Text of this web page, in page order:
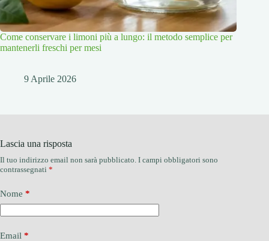
Come conservare i limoni più a lungo: il metodo semplice per
mantenerli freschi per mesi
9 Aprile 2026
Lascia una risposta
Il tuo indirizzo email non sarà pubblicato. I campi obbligatori sono
contrassegnati *
Nome *
Email *